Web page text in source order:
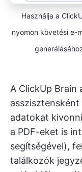
Használja a
nyomon követési e-
A ClickUp Brain
adatokat
a PDF-eket is
segítségével),
találkozók